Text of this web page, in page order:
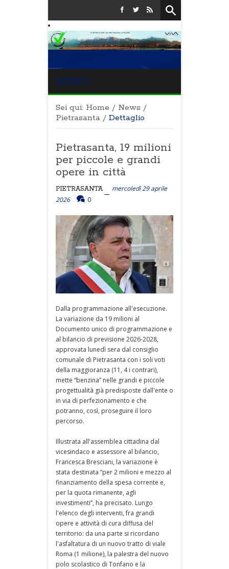
MENU
Sei qui: Home / News /
Pietrasanta / Dettaglio
Pietrasanta, 19 milioni
per piccole e grandi
opere in città
PIETRASANTA
mercoledì 29 aprile
2026
0
Dalla programmazione all'esecuzione.
La variazione da 19 milioni al
Documento unico di programmazione e
al bilancio di previsione 2026-2028,
approvata lunedì sera dal consiglio
comunale di Pietrasanta con i soli voti
della maggioranza (11, 4 i contrari),
mette “benzina” nelle grandi e piccole
progettualità già predisposte dall'ente o
in via di perfezionamento e che
potranno, così, proseguire il loro
percorso.
Illustrata all'assemblea cittadina dal
vicesindaco e assessore al bilancio,
Francesca Bresciani, la variazione è
stata destinata “per 2 milioni e mezzo al
finanziamento della spesa corrente e,
per la quota rimanente, agli
investimenti”, ha precisato. Lungo
l'elenco degli interventi, fra grandi
opere e attività di cura diffusa del
territorio: da una parte si ricordano
l'asfaltatura di un nuovo tratto di viale
Roma (1 milione), la palestra del nuovo
polo scolastico di Tonfano e la